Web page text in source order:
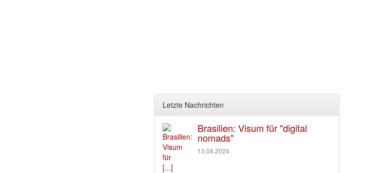
Letzte Nachrichten
Brasilien: Visum für "digital
nomads"
13.04.2024
[...]